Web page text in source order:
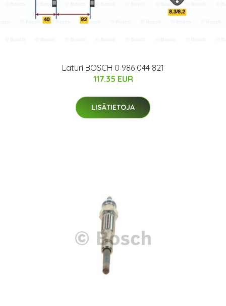
Laturi BOSCH 0 986 044 821
117.35 EUR
LISÄTIETOJA